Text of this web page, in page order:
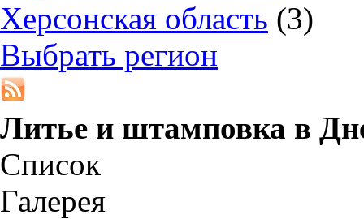
Херсонская область (3)
Выбрать регион
Литье и штамповка в
Список
Галерея